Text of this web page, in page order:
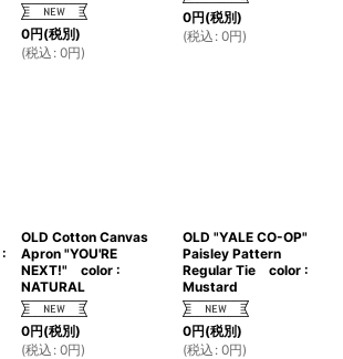
0円(税別)
(税込 : 0円)
0円(税別)
(税込 : 0円)
OLD Cotton Canvas
Apron "YOU'RE
NEXT!" color :
NATURAL
0円(税別)
(税込 : 0円)
OLD "YALE CO-OP"
Paisley Pattern
Regular Tie color :
Mustard
0円(税別)
(税込 : 0円)